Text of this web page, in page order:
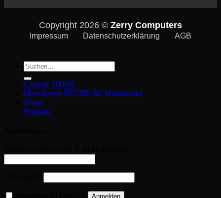
Copyright 2026 © Zerry Computers
Impressum Datenschutzerklärung AGB
Suche
nach:
Corsair 2000D
Minisforms BD795i SE Mainboard
Shop
Kontakt
Anmelden